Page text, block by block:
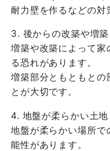
耐力壁を作るなどの対
3. 後からの改築や増築
増築や改築によって家
る恐れがあります。
増築部分ともともとの
とが大切です。
4. 地盤が柔らかい土地
地盤が柔らかい場所
能性があります。